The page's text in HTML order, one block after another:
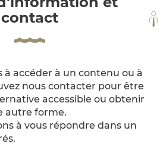
contact
à accéder à un contenu ou à
nous contacter pour être
accessible ou obtenir
autre forme.
à vous répondre dans un